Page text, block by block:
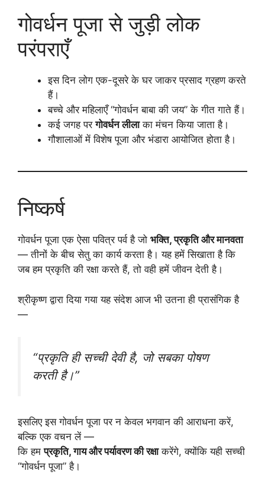
गोवर्धन पूजा से जुड़ी लोक
परंपराएँ
इस दिन लोग एक-दूसरे के घर जाकर प्रसाद ग्रहण करते
हैं।
बच्चे और महिलाएँ “गोवर्धन बाबा की जय” के गीत गाते हैं।
कई जगह परगोवर्धन लीलाका मंचन किया जाता है।
गौशालाओं में विशेष पूजा और भंडारा आयोजित होता है।
निष्कर्ष
गोवर्धन पूजा एक ऐसा पवित्र पर्व है जो भक्ति, प्रकृति और मानवता
— तीनों के बीच सेतु का कार्य करता है। यह हमें सिखाता है कि
जब हम प्रकृति की रक्षा करते हैं, तो वही हमें जीवन देती है।
श्रीकृष्ण द्वारा दिया गया यह संदेश आज भी उतना ही प्रासंगिक है
—
“प्रकृति ही सच्ची देवी है, जो सबका पोषण
करती है।”
इसलिए इस गोवर्धन पूजा पर न केवल भगवान की आराधना करें,
बल्कि एक वचन लें —
कि हमप्रकृति, गाय और पर्यावरण की रक्षाकरेंगे, क्योंकि यही सच्ची
“गोवर्धन पूजा” है।